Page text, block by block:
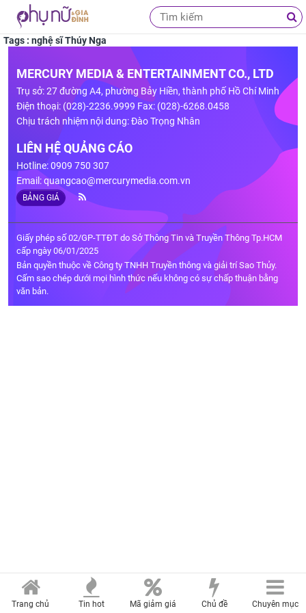
Tags : nghệ sĩ Thúy Nga
MERCURY MEDIA & ENTERTAINMENT CO., LTD
Trụ sở: 27 đường A4, phường Bảy Hiền, thành phố Hồ Chí Minh
Điện thoại: (028)-2236.9999 Fax: (028)-6268.0458
Chịu trách nhiệm nội dung: Đào Trọng Nhân
LIÊN HỆ QUẢNG CÁO
Hotline: 0909 750 307
Email:quangcao@mercurymedia.com.vn
BẢNG GIÁ
Giấy phép số 02/GP-TTĐT do Sở Thông Tin và Truyền Thông Tp.HCM
cấp ngày 06/01/2025
Bản quyền thuộc về Công ty TNHH Truyền thông và giải trí Sao Thủy.
Cấm sao chép dưới mọi hình thức nếu không có sự chấp thuận bằng
văn bản.
Trang chủ Tin hot Mã giảm giá Chủ đề Chuyên mục